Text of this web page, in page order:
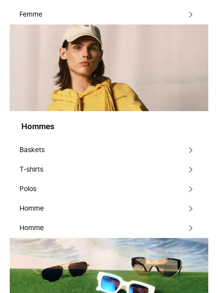
Femme
Hommes
Baskets
T-shirts
Polos
Homme
Homme